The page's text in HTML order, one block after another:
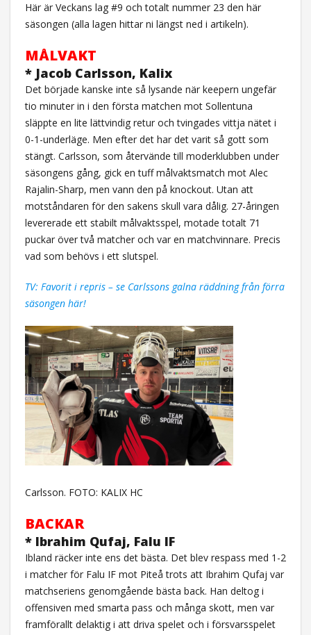
Här är Veckans lag #9 och totalt nummer 23 den här
säsongen (alla lagen hittar ni längst ned i artikeln).
MÅLVAKT
* Jacob Carlsson, Kalix
Det började kanske inte så lysande när keepern ungefär
tio minuter in i den första matchen mot Sollentuna
släppte en lite lättvindig retur och tvingades vittja nätet i
0-1-underläge. Men efter det har det varit så gott som
stängt. Carlsson, som återvände till moderklubben under
säsongens gång, gick en tuff målvaktsmatch mot Alec
Rajalin-Sharp, men vann den på knockout. Utan att
motståndaren för den sakens skull vara dålig. 27-åringen
levererade ett stabilt målvaktsspel, motade totalt 71
puckar över två matcher och var en matchvinnare. Precis
vad som behövs i ett slutspel.
TV: Favorit i repris – se Carlssons galna räddning från förra
säsongen här!
Carlsson. FOTO: KALIX HC
BACKAR
* Ibrahim Qufaj, Falu IF
Ibland räcker inte ens det bästa. Det blev respass med 1-2
i matcher för Falu IF mot Piteå trots att Ibrahim Qufaj var
matchseriens genomgående bästa back. Han deltog i
offensiven med smarta pass och många skott, men var
framförallt delaktig i att driva spelet och i försvarsspelet